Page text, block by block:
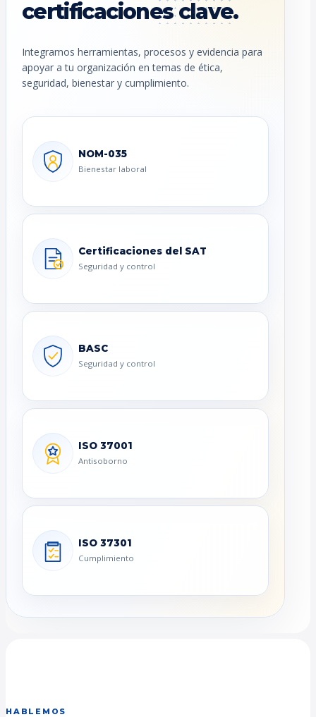
certificaciones clave.
Integramos herramientas, procesos y evidencia para
apoyar a tu organización en temas de ética,
seguridad, bienestar y cumplimiento.
NOM-035
Bienestar laboral
Certificaciones del SAT
Seguridad y control
BASC
Seguridad y control
ISO 37001
Antisoborno
ISO 37301
Cumplimiento
HABLEMOS